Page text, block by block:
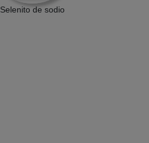
Selenito de sodio